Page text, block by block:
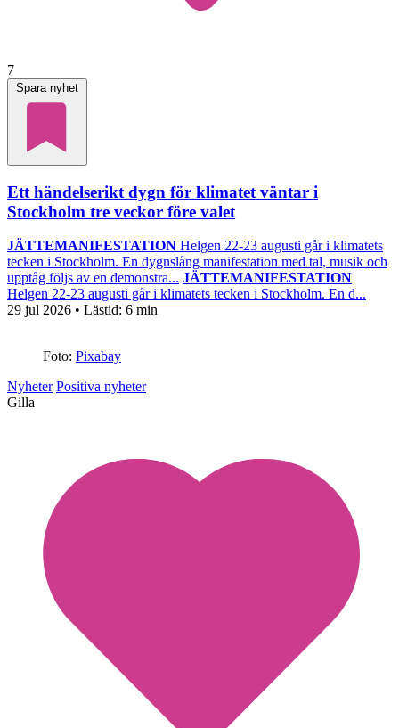
7
Spara nyhet
Ett händelserikt dygn för klimatet väntar i
Stockholm tre veckor före valet
JÄTTEMANIFESTATION Helgen 22-23 augusti går i klimatets
tecken i Stockholm. En dygnslång manifestation med tal, musik och
upptåg följs av en demonstra... JÄTTEMANIFESTATION
Helgen 22-23 augusti går i klimatets tecken i Stockholm. En d...
29 jul 2026 • Lästid: 6 min
Foto: Pixabay
Nyheter Positiva nyheter
Gilla